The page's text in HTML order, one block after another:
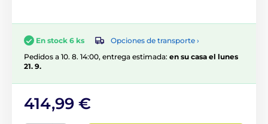
En stock 6 ks
Opciones de transporte ›
Pedidos a 10. 8. 14:00, entrega estimada: en su casa el lunes
21. 9.
414,99 €